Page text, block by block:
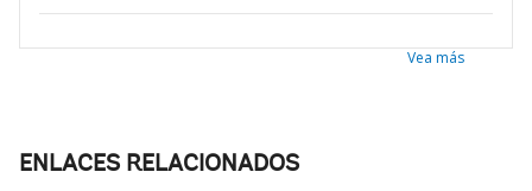
Vea más
ENLACES RELACIONADOS